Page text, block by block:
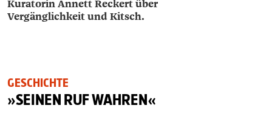
Kuratorin Annett Reckert über
Vergänglichkeit und Kitsch.
GESCHICHTE
»SEINEN RUF WAHREN«